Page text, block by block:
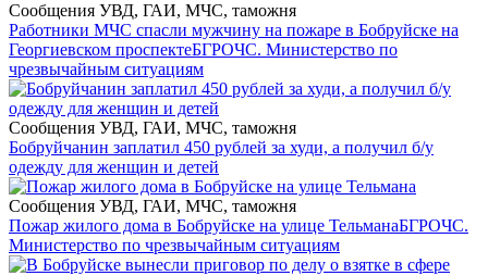
Сообщения УВД, ГАИ, МЧС, таможня
Работники МЧС спасли мужчину на пожаре в Бобруйске на
Георгиевском проспектеБГРОЧС. Министерство по
чрезвычайным ситуациям
Сообщения УВД, ГАИ, МЧС, таможня
Бобруйчанин заплатил 450 рублей за худи, а получил б/у
одежду для женщин и детей
Сообщения УВД, ГАИ, МЧС, таможня
Пожар жилого дома в Бобруйске на улице ТельманаБГРОЧС.
Министерство по чрезвычайным ситуациям